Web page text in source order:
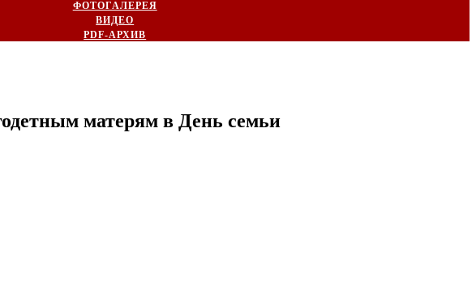
ФОТОГАЛЕРЕЯ
ВИДЕО
PDF-АРХИВ
матерям в День семьи